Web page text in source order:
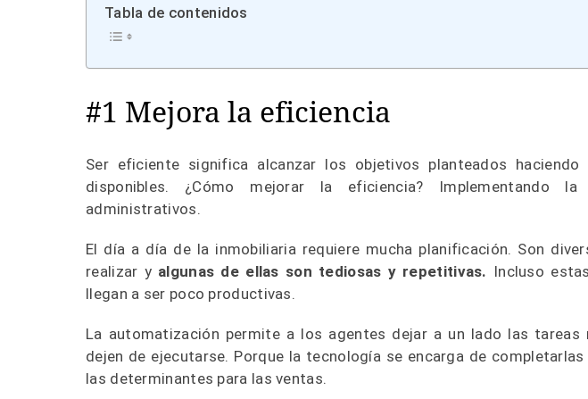
Tabla de contenidos
#1 Mejora la eficiencia
Ser eficiente significa alcanzar los objetivos planteados
disponibles. ¿Cómo mejorar la eficiencia? Implementando
administrativos.
El día a día de la inmobiliaria requiere mucha planificación. Son
realizar y algunas de ellas son tediosas y repetitivas. Incluso
llegan a ser poco productivas.
La automatización permite a los agentes dejar a un lado las tareas
dejen de ejecutarse. Porque la tecnología se encarga de
las determinantes para las ventas.